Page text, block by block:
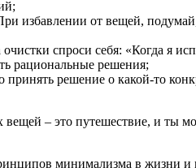
избавлении от вещей,
спроси себя: «Когда я
рациональные решения;
принять решение о какой-то
– это путешествие, и ты
минимализма в жизни и